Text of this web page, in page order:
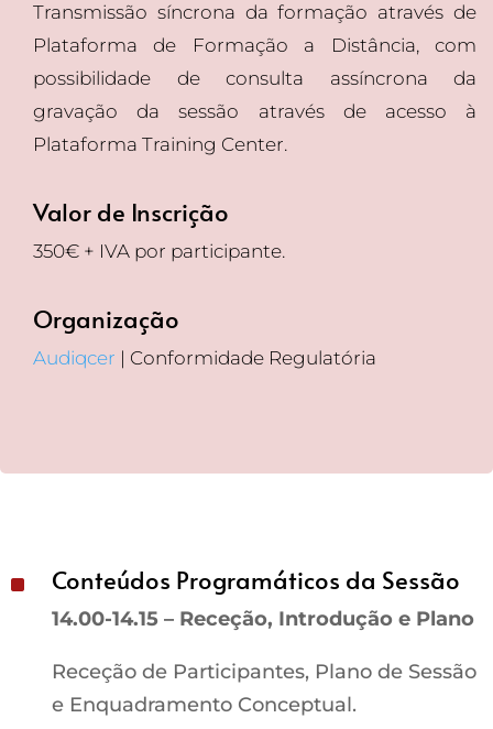
Transmissão síncrona da formação através de
Plataforma de Formação a Distância, com
possibilidade de consulta assíncrona da
gravação da sessão através de acesso à
Plataforma Training Center.
Valor de Inscrição
350€ + IVA por participante.
Organização
Audiqcer | Conformidade Regulatória
^ Conteúdos Programáticos da Sessão
14.00-14.15 – Receção, Introdução e Plano
Receção de Participantes, Plano de Sessão
e Enquadramento Conceptual.